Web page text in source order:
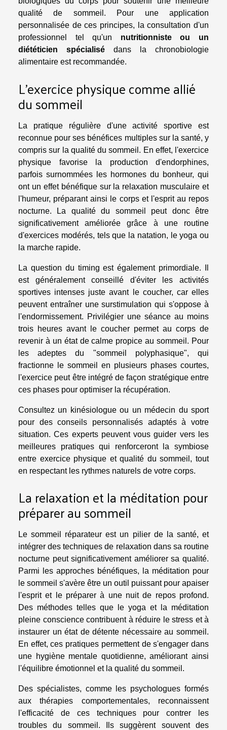
qualité de sommeil. Pour une application
personnalisée de ces principes, la consultation d'un
professionnel tel qu'un nutritionniste ou un
diététicien spécialisé dans la chronobiologie
alimentaire est recommandée.
L'exercice physique comme allié
du sommeil
La pratique régulière d'une activité sportive est
reconnue pour ses bénéfices multiples sur la santé, y
compris sur la qualité du sommeil. En effet, l'exercice
physique favorise la production d'endorphines,
parfois surnommées les hormones du bonheur, qui
ont un effet bénéfique sur la relaxation musculaire et
l'humeur, préparant ainsi le corps et l'esprit au repos
nocturne. La qualité du sommeil peut donc être
significativement améliorée grâce à une routine
d'exercices modérés, tels que la natation, le yoga ou
la marche rapide.
La question du timing est également primordiale. Il
est généralement conseillé d'éviter les activités
sportives intenses juste avant le coucher, car elles
peuvent entraîner une surstimulation qui s'oppose à
l'endormissement. Privilégier une séance au moins
trois heures avant le coucher permet au corps de
revenir à un état de calme propice au sommeil. Pour
les adeptes du "sommeil polyphasique", qui
fractionne le sommeil en plusieurs phases courtes,
l'exercice peut être intégré de façon stratégique entre
ces phases pour optimiser la récupération.
Consultez un kinésiologue ou un médecin du sport
pour des conseils personnalisés adaptés à votre
situation. Ces experts peuvent vous guider vers les
meilleures pratiques qui renforceront la symbiose
entre exercice physique et qualité du sommeil, tout
en respectant les rythmes naturels de votre corps.
La relaxation et la méditation pour
préparer au sommeil
Le sommeil réparateur est un pilier de la santé, et
intégrer des techniques de relaxation dans sa routine
nocturne peut significativement améliorer sa qualité.
Parmi les approches bénéfiques, la méditation pour
le sommeil s'avère être un outil puissant pour apaiser
l'esprit et le préparer à une nuit de repos profond.
Des méthodes telles que le yoga et la méditation
pleine conscience contribuent à réduire le stress et à
instaurer un état de détente nécessaire au sommeil.
En effet, ces pratiques permettent de s'engager dans
une hygiène mentale quotidienne, améliorant ainsi
l'équilibre émotionnel et la qualité du sommeil.
Des spécialistes, comme les psychologues formés
aux thérapies comportementales, reconnaissent
l'efficacité de ces techniques pour contrer les
troubles du sommeil. Ils suggèrent souvent des